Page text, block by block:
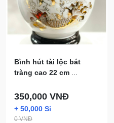
Bình hút tài lộc bát
tràng cao 22 cm
350,000 VNĐ
+ 50,000 Si
0 VNĐ